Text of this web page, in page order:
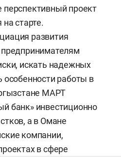
проект
на старте.
развития
искать надежных
особенности работы в
МАРТ
банк» инвестиционно
а в Омане
компании,
в сфере